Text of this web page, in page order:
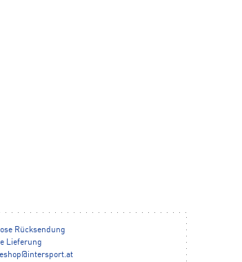
Rücksendung
Lieferung
@intersport.at